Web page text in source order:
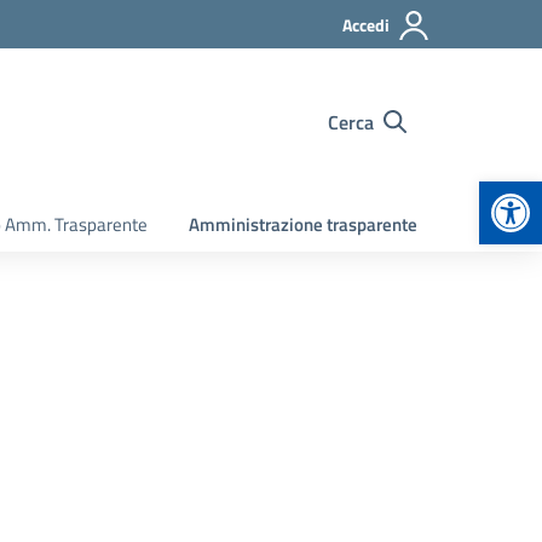
Accedi
Cerca
Trasparente Amministrazione trasparente